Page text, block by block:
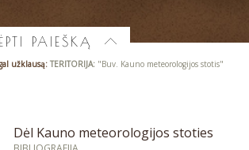
PAIEŠKĄ
užklausą: TERITORIJA: "Buv. Kauno meteorologijos stotis"
Dėl Kauno meteorologijos stoties